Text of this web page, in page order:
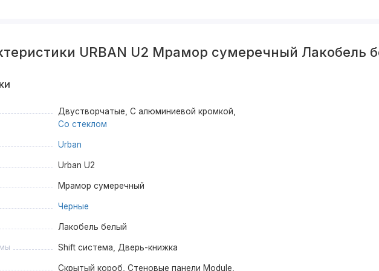
URBAN U2 Мрамор сумеречный Лакобель
Двустворчатые, С алюминиевой кромкой,
Со стеклом
Urban
Urban U2
Мрамор сумеречный
Черные
Лакобель белый
Shift система, Дверь-книжка
Скрытый короб, Стеновые панели Module,